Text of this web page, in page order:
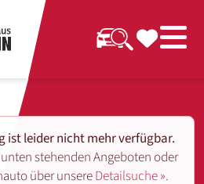
ist leider nicht mehr verfügbar.
stehenden Angeboten oder
über unsereDetailsuche ».